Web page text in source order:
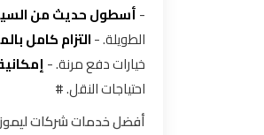
-أسطول حديث من
الطويلة. -التزام كامل
خيارات دفع مرنة. -
احتياجات النقل. #
أفضل خدمات شركات